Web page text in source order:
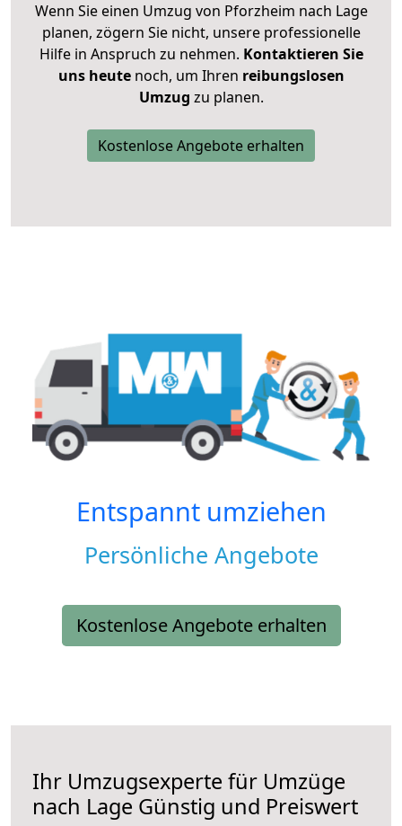
Wenn Sie einen Umzug von Pforzheim nach Lage
planen, zögern Sie nicht, unsere professionelle
Hilfe in Anspruch zu nehmen. Kontaktieren Sie
uns heutenoch, um Ihren reibungslosen
Umzug zu planen.
Kostenlose Angebote erhalten
Entspannt umziehen
Persönliche Angebote
Kostenlose Angebote erhalten
Ihr Umzugsexperte für Umzüge
nach Lage Günstig und Preiswert